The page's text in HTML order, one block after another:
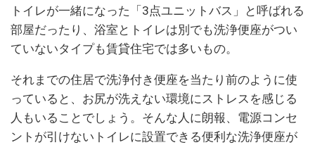
トイレが一緒になった「3点ユニットバス」と呼ばれる
部屋だったり、浴室とトイレは別でも洗浄便座がつい
ていないタイプも賃貸住宅では多いもの。
それまでの住居で洗浄付き便座を当たり前のように使
っていると、お尻が洗えない環境にストレスを感じる
人もいることでしょう。そんな人に朗報、電源コンセ
ントが引けないトイレに設置できる便利な洗浄便座が